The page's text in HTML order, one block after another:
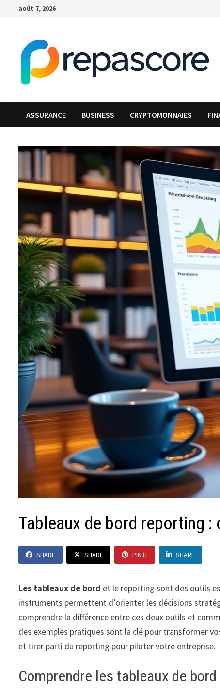
Passeraoût 7, 2026
ASSURANCE BUSINESS CRYPTOMONNAIES
Tableaux de bord reporting
SHARE SHARE PIN IT SHARE
Les tableaux de bord et le reporting sont des outils
instruments permettent d’orienter les décisions
comprendre la différence entre ces deux outils et
des exemples pratiques sont la clé pour transformer
et tirer parti du reporting pour piloter votre entreprise.
Comprendre les tableaux de